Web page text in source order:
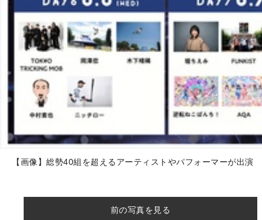
前の写真を見る
【画像】総勢40組を超えるアーティストやパフォーマーが出演